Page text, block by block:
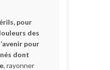
pour
des
pour
dont
, rayonner